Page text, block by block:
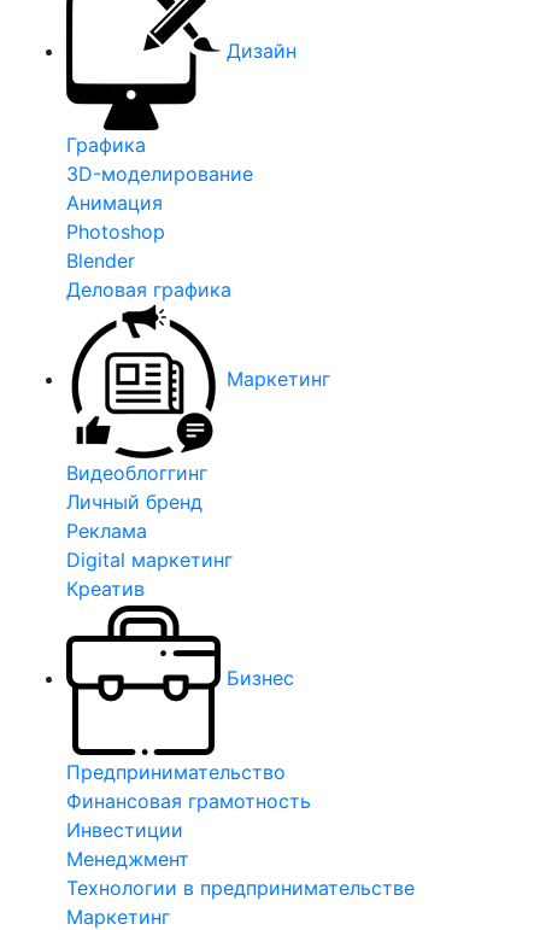
Дизайн
Графика
3D-моделирование
Анимация
Photoshop
Blender
Деловая графика
Маркетинг
Видеоблоггинг
Личный бренд
Реклама
Digital маркетинг
Креатив
Бизнес
Предпринимательство
Финансовая грамотность
Инвестиции
Менеджмент
Технологии в предпринимательстве
Маркетинг